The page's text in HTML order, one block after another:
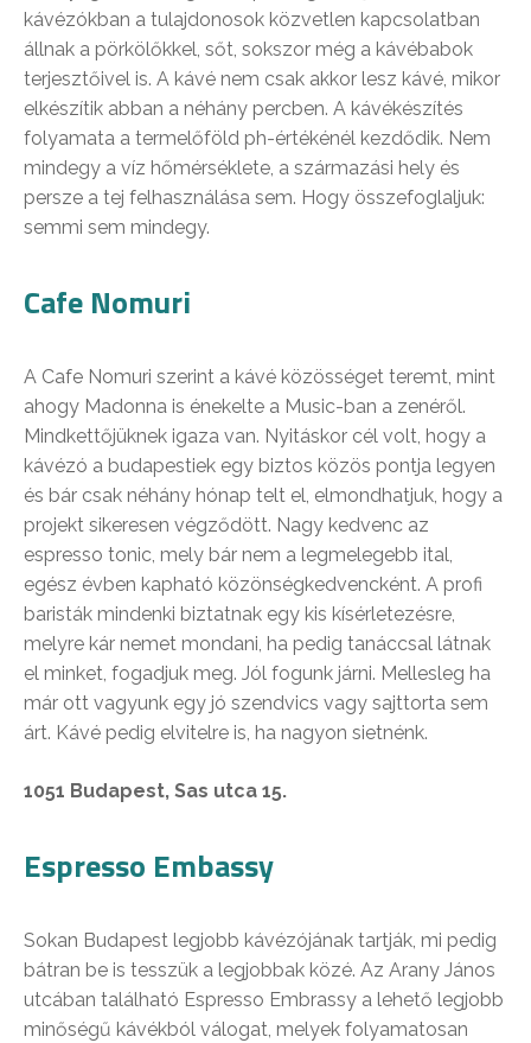
kávézókban a tulajdonosok közvetlen kapcsolatban
állnak a pörkölőkkel, sőt, sokszor még a kávébabok
terjesztőivel is. A kávé nem csak akkor lesz kávé, mikor
elkészítik abban a néhány percben. A kávékészítés
folyamata a termelőföld ph-értékénél kezdődik. Nem
mindegy a víz hőmérséklete, a származási hely és
persze a tej felhasználása sem. Hogy összefoglaljuk:
semmi sem mindegy.
Cafe Nomuri
A Cafe Nomuri szerint a kávé közösséget teremt, mint
ahogy Madonna is énekelte a Music-ban a zenéről.
Mindkettőjüknek igaza van. Nyitáskor cél volt, hogy a
kávézó a budapestiek egy biztos közös pontja legyen
és bár csak néhány hónap telt el, elmondhatjuk, hogy a
projekt sikeresen végződött. Nagy kedvenc az
espresso tonic, mely bár nem a legmelegebb ital,
egész évben kapható közönségkedvencként. A profi
baristák mindenki biztatnak egy kis kísérletezésre,
melyre kár nemet mondani, ha pedig tanáccsal látnak
el minket, fogadjuk meg. Jól fogunk járni. Mellesleg ha
már ott vagyunk egy jó szendvics vagy sajttorta sem
árt. Kávé pedig elvitelre is, ha nagyon sietnénk.
1051 Budapest, Sas utca 15.
Espresso Embassy
Sokan Budapest legjobb kávézójának tartják, mi pedig
bátran be is tesszük a legjobbak közé. Az Arany János
utcában található Espresso Embrassy a lehető legjobb
minőségű kávékból válogat, melyek folyamatosan